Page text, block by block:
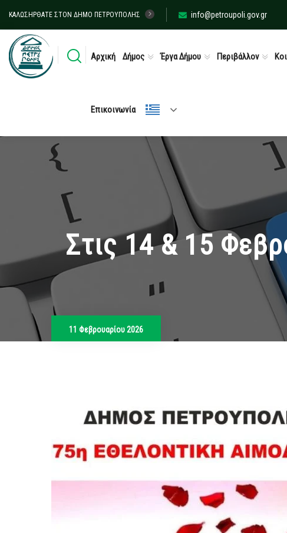
ΚΑΛΩΣΉΡΘΑΤΕ ΣΤΟΝ ΔΉΜΟ ΠΕΤΡΟΎΠΟΛΗΣ info@petroupoli.gov.gr
Αρχική Δήμος Έργα Δήμου Περιβάλλον
Επικοινωνία
Στις 14 & 15
11 Φεβρουαρίου 2026